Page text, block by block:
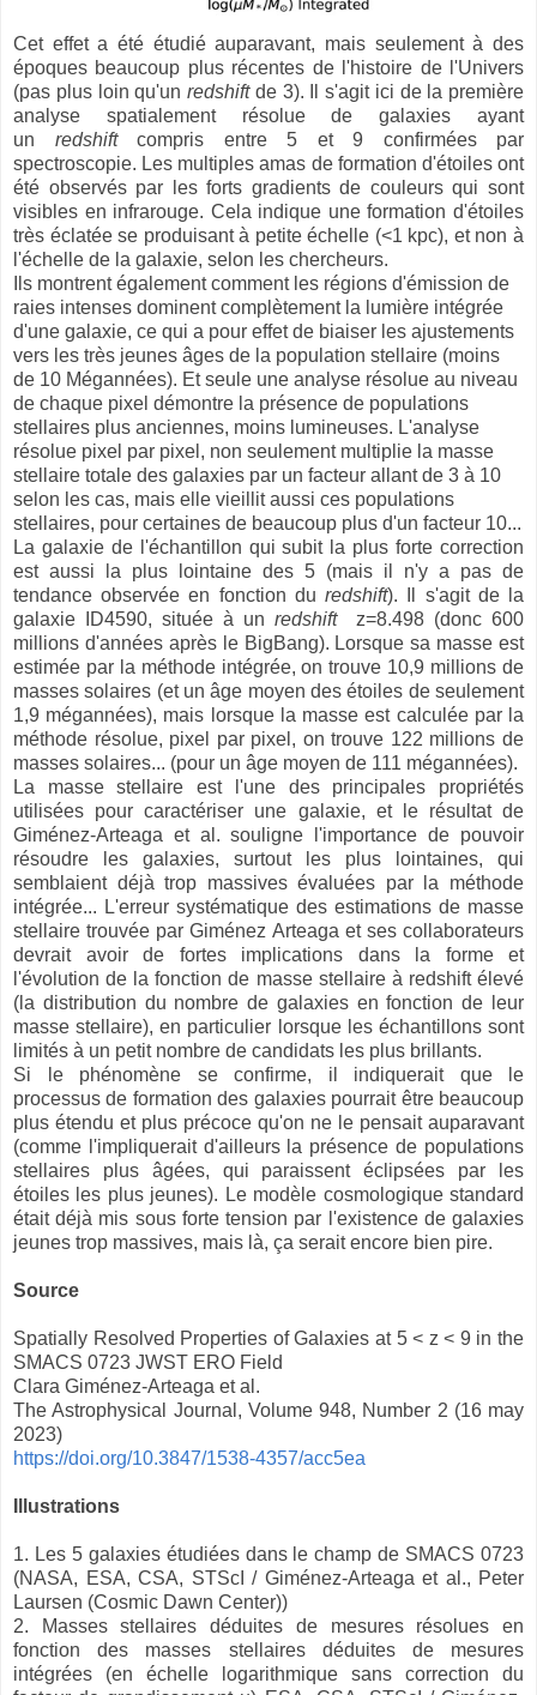
Cet effet a été étudié auparavant, mais seulement à des
époques beaucoup plus récentes de l'histoire de l'Univers
(pas plus loin qu'un redshift de 3). Il s'agit ici de la première
analyse spatialement résolue de galaxies ayant
un redshift compris entre 5 et 9 confirmées par
spectroscopie. Les multiples amas de formation d'étoiles ont
été observés par les forts gradients de couleurs qui sont
visibles en infrarouge. Cela indique une formation d'étoiles
très éclatée se produisant à petite échelle (<1 kpc), et non à
l'échelle de la galaxie, selon les chercheurs.
Ils montrent également comment les régions d'émission de
raies intenses dominent complètement la lumière intégrée
d'une galaxie, ce qui a pour effet de biaiser les ajustements
vers les très jeunes âges de la population stellaire (moins
de 10 Mégannées). Et seule une analyse résolue au niveau
de chaque pixel démontre la présence de populations
stellaires plus anciennes, moins lumineuses. L'analyse
résolue pixel par pixel, non seulement multiplie la masse
stellaire totale des galaxies par un facteur allant de 3 à 10
selon les cas, mais elle vieillit aussi ces populations
stellaires, pour certaines de beaucoup plus d'un facteur 10...
La galaxie de l'échantillon qui subit la plus forte correction
est aussi la plus lointaine des 5 (mais il n'y a pas de
tendance observée en fonction duredshift). Il s'agit de la
galaxie ID4590, située à un redshiftz=8.498 (donc 600
millions d'années après le BigBang). Lorsque sa masse est
estimée par la méthode intégrée, on trouve 10,9 millions de
masses solaires (et un âge moyen des étoiles de seulement
1,9 mégannées), mais lorsque la masse est calculée par la
méthode résolue, pixel par pixel, on trouve 122 millions de
masses solaires... (pour un âge moyen de 111 mégannées).
La masse stellaire est l'une des principales propriétés
utilisées pour caractériser une galaxie, et le résultat de
Giménez-Arteaga et al. souligne l'importance de pouvoir
résoudre les galaxies, surtout les plus lointaines, qui
semblaient déjà trop massives évaluées par la méthode
intégrée... L'erreur systématique des estimations de masse
stellaire trouvée par Giménez Arteaga et ses collaborateurs
devrait avoir de fortes implications dans la forme et
l'évolution de la fonction de masse stellaire à redshift élevé
(la distribution du nombre de galaxies en fonction de leur
masse stellaire), en particulier lorsque les échantillons sont
limités à un petit nombre de candidats les plus brillants.
Si le phénomène se confirme, il indiquerait que le
processus de formation des galaxies pourrait être beaucoup
plus étendu et plus précoce qu'on ne le pensait auparavant
(comme l'impliquerait d'ailleurs la présence de populations
stellaires plus âgées, qui paraissent éclipsées par les
étoiles les plus jeunes). Le modèle cosmologique standard
était déjà mis sous forte tension par l'existence de galaxies
jeunes trop massives, mais là, ça serait encore bien pire.
Source
Spatially Resolved Properties of Galaxies at 5 < z < 9 in the
SMACS 0723 JWST ERO Field
Clara Giménez-Arteaga et al.
The Astrophysical Journal, Volume 948, Number 2 (16 may
2023)
https://doi.org/10.3847/1538-4357/acc5ea
Illustrations
1. Les 5 galaxies étudiées dans le champ de SMACS 0723
(NASA, ESA, CSA, STScI / Giménez-Arteaga et al., Peter
Laursen (Cosmic Dawn Center))
2. Masses stellaires déduites de mesures résolues en
fonction des masses stellaires déduites de mesures
intégrées (en échelle logarithmique sans correction du